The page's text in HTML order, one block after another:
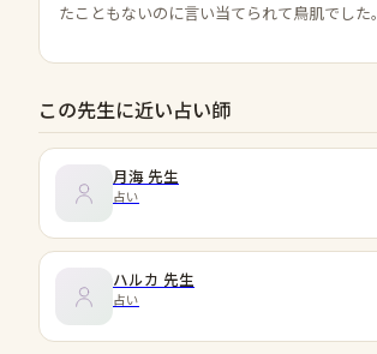
たこともないのに言い当てられて鳥肌でした。
この先生に近い占い師
月海 先生
占い
ハルカ 先生
占い